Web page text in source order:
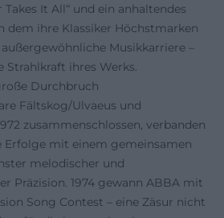
Takes It All“ und ein anhaltendes
dem ihre Klassiker Höchstmarken
Musikkarriere –
ihres Werks.
Durchbruch
Fältskog/Ulvaeus und
zusammenschlossen, verbanden
Erfolge mit einem gemeinsamen
melodischer und
Präzision. 1974 gewann ABBA mit
Song Contest – eine Zäsur nicht